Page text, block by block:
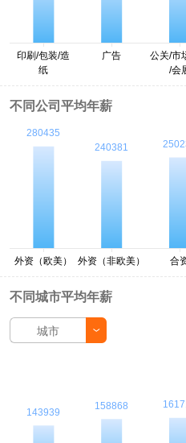
不同公司平均年薪
不同城市平均年薪
城市